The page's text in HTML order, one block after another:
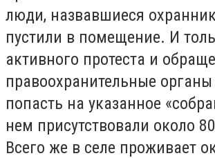
люди, назвавшиеся
пустили в помещение. И
активного протеста и
правоохранительные
попасть на указанное
нем присутствовали около
Всего же в селе проживает